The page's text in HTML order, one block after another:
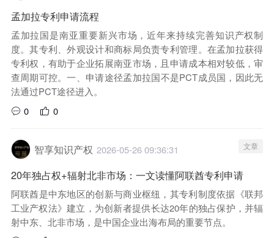
孟加拉专利申请流程
孟加拉国是南亚重要新兴市场，近年来持续完善知识产权制
度。其专利、外观设计和商标局负责专利管理。在孟加拉获得
专利权，有助于企业拓展南亚市场，且申请成本相对较低，审
查周期可控。一、申请途径孟加拉国不是PCT成员国，因此无
法通过PCT途径进入。
0
0
智享知识产权 2026-05-26 09:36:31 文章
20年独占权+辐射北非市场：一文读懂阿联酋专利申请
阿联酋是中东地区的创新与商业枢纽，其专利制度依据《联邦
工业产权法》建立，为创新者提供长达20年的独占保护，并辐
射中东、北非市场，是中国企业出海布局的重要节点。